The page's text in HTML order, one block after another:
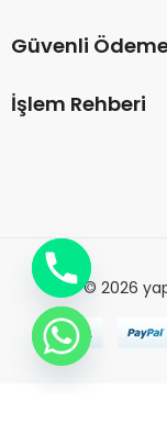
Güvenli
İşlem Rehberi
© 2026